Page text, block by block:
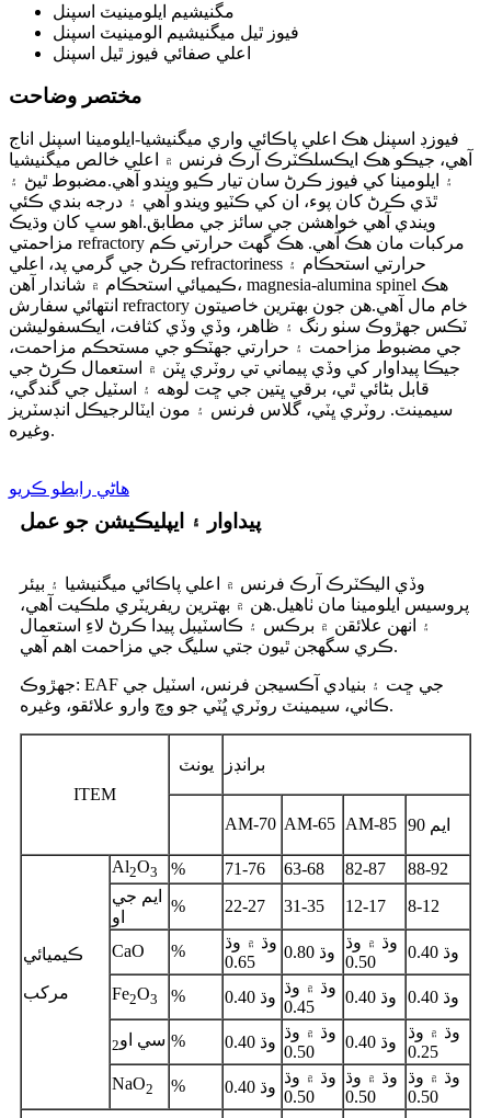
مگنيشيم ايلومينيٽ اسپنل
فيوز ٿيل ميگنيشيم الومينيٽ اسپنل
اعلي صفائي فيوز ٿيل اسپنل
مختصر وضاحت
فيوزڊ اسپنل هڪ اعلي پاڪائي واري ميگنيشيا-ايلومينا اسپنل اناج
آهي، جيڪو هڪ ايڪسلڪٽرڪ آرڪ فرنس ۾ اعلي خالص ميگنيشيا
۽ ايلومينا کي فيوز ڪرڻ سان تيار ڪيو ويندو آهي.مضبوط ٿيڻ ۽
ٿڌي ڪرڻ کان پوء، ان کي ڪٽيو ويندو آهي ۽ درجه بندي ڪئي
ويندي آهي خواهشن جي سائز جي مطابق.اهو سڀ کان وڌيڪ
مزاحمتي refractory مرکبات مان هڪ آهي. هڪ گهٽ حرارتي ڪم
ڪرڻ جي گرمي پد، اعلي refractoriness حرارتي استحڪام ۽
ڪيميائي استحڪام ۾ شاندار آهن، magnesia-alumina spinel هڪ
انتهائي سفارش refractory خام مال آهي.هن جون بهترين خاصيتون
ٽڪس جهڙوڪ سٺو رنگ ۽ ظاهر، وڏي وڏي کثافت، ايڪسفوليشن
جي مضبوط مزاحمت ۽ حرارتي جھٽڪو جي مستحڪم مزاحمت،
جيڪا پيداوار کي وڏي پيماني تي روٽري ڀٽن ۾ استعمال ڪرڻ جي
قابل بڻائي ٿي، برقي ڀتين جي ڇت لوهه ۽ اسٽيل جي گندگي،
سيمينٽ. روٽري ڀٽي، گلاس فرنس ۽ مون ايٽالرجيڪل انڊسٽريز
وغيره.
ھاڻي رابطو ڪريو
پيداوار ۽ ايپليڪيشن جو عمل
وڏي اليڪٽرڪ آرڪ فرنس ۾ اعلي پاڪائي ميگنيشيا ۽ بيئر
پروسيس ايلومينا مان ٺاهيل.ھن ۾ بھترين ريفريٽري ملڪيت آھي،
۽ انھن علائقن ۾ برڪس ۽ ڪاسٽيبل پيدا ڪرڻ لاءِ استعمال
ڪري سگھجن ٿيون جتي سليگ جي مزاحمت اھم آھي.
جهڙوڪ: EAF جي ڇت ۽ بنيادي آڪسيجن فرنس، اسٽيل جي
ڪاٺي، سيمينٽ روٽري ڀُٽي جو وچ وارو علائقو، وغيره.
ITEM
يونٽ برانڊز
AM-70 AM-65 AM-85 ايم 90
ڪيميائي
مرکب
Al2O3 % 71-76 63-68 82-87
88-92
ايم جي
او
% 22-27 31-35 12-17 8-12
CaO %
وڌ ۾ وڌ
0.65
0.80 وڌ
وڌ ۾ وڌ
0.50
0.40 وڌ
Fe2O3 % 0.40 وڌ
وڌ ۾ وڌ
0.45
0.40 وڌ 0.40 وڌ
سي او2 % 0.40 وڌ
وڌ ۾ وڌ
0.50
0.40 وڌ
وڌ ۾ وڌ
0.25
NaO2 % 0.40 وڌ
وڌ ۾ وڌ
0.50
وڌ ۾ وڌ
0.50
وڌ ۾ وڌ
0.50